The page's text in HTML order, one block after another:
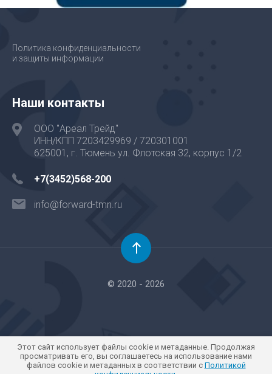
Этот сайт использует файлы cookie и метаданные. Продолжая
просматривать его, вы соглашаетесь на использование нами
файлов cookie и метаданных в соответствии с Политикой
Политика конфиденциальности
и защиты информации
Наши контакты
ООО "Ареал Трейд"
ИНН/КПП 7203429969 / 720301001
625001, г. Тюмень ул. Флотская 32, корпус 1/2
+7(3452)568-200
info@forward-tmn.ru
© 2020 - 2026